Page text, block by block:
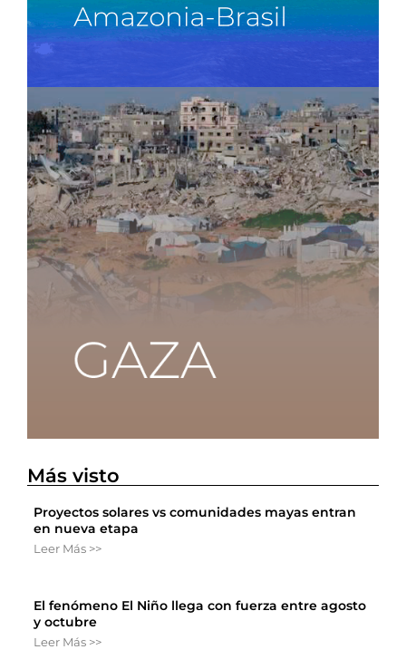
Más visto
Proyectos solares vs comunidades mayas entran
en nueva etapa
Leer Más >>
El fenómeno El Niño llega con fuerza entre agosto
y octubre
Leer Más >>